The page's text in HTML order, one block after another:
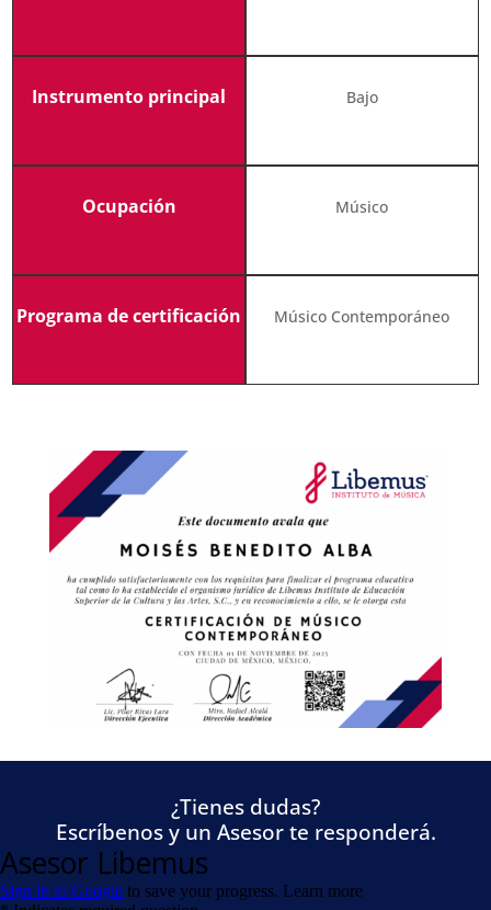
Instrumento principal
Ocupación
Programa de certificación
Bajo
Músico
Músico Contemporáneo
¿Tienes dudas?
Escríbenos y un Asesor te responderá.